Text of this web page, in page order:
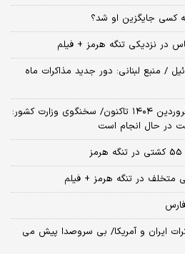
کسی جایگزین او شد؟
در نزدیکی تنگه هرمز + فیلم
/ منبع لبنانی: دور جدید مذاکرات ماه
خروج ۲ میلیون اتباع افغان از فروردین ۱۴۰۴ تاکنون/ سخنگوی وزارت کشور:
در حال انجام است
در تنگه هرمز + فیلم
ایران و آمریکا/ بی سروصدا پیش می